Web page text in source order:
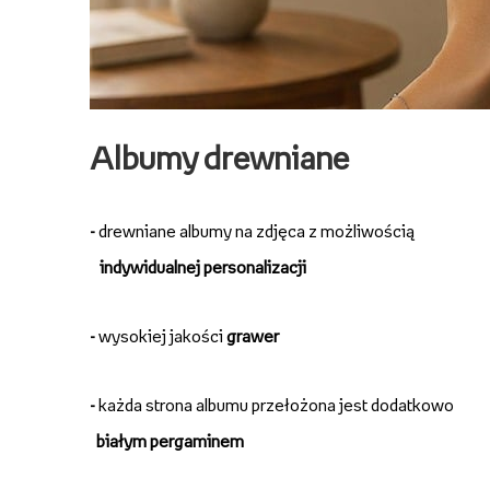
Albumy drewniane
-drewniane albumy na zdjęca z możliwością
indywidualnej personalizacji
-wysokiej jakości grawer
- każda strona albumu przełożona jest dodatkowo
białym pergaminem